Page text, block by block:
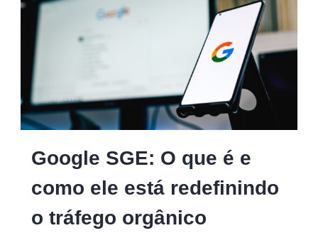
SGE
Google SGE: O que é e
como ele está redefinindo
o tráfego orgânico